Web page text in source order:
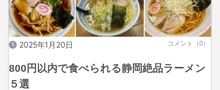
2025年1月20日 コメント（0）
800円以内で食べられる静岡絶品ラーメン
５選